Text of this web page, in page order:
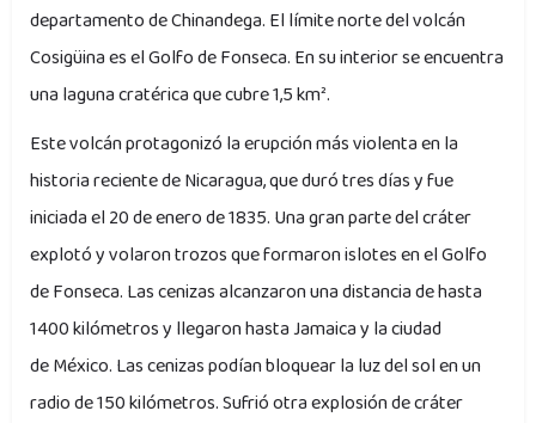
departamento de Chinandega. El límite norte del volcán
Cosigüina es el Golfo de Fonseca. En su interior se encuentra
una laguna cratérica que cubre 1,5 km².
Este volcán protagonizó la erupción más violenta en la
historia reciente de Nicaragua, que duró tres días y fue
iniciada el 20 de enero de 1835. Una gran parte del cráter
explotó y volaron trozos que formaron islotes en el Golfo
de Fonseca. Las cenizas alcanzaron una distancia de hasta
1400 kilómetros y llegaron hasta Jamaica y la ciudad
de México. Las cenizas podían bloquear la luz del sol en un
radio de 150 kilómetros. Sufrió otra explosión de cráter